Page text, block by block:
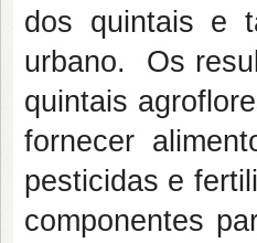
dos quintais e
urbano. Os
quintais
fornecer
pesticidas e
componentes